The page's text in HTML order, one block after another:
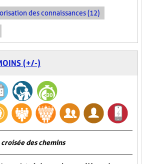
des connaissances (12)
(+/-)
croisée des chemins